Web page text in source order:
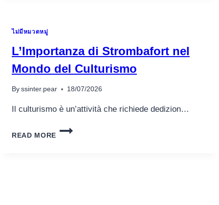
ไม่มีหมวดหมู่
L’Importanza di Strombafort nel
Mondo del Culturismo
By ssinter.pear 18/07/2026
Il culturismo è un’attività che richiede dedizion…
READ MORE
L’IMPORTANZA